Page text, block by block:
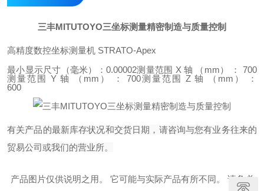
三丰MITUTOYO三坐标测量精密制造与质量控制
高精度数控坐标测量机 STRATO-Apex
最小显示尺寸（毫米）：0.00002测量范围 X 轴 （mm） ： 700
测量范围 Y 轴 （mm） ： 700测量范围 Z 轴 （mm） ：
600
有关产品的最新库存状况和交货日期，请咨询与您有业务往来的
贸易公司或我们的营业所。
产品图片仅供说明之用。 它可能与实际产品有所不同。 请务必